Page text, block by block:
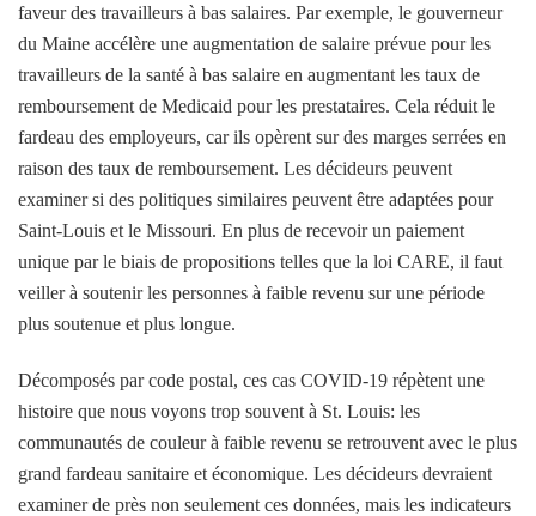
faveur des travailleurs à bas salaires. Par exemple, le gouverneur
du Maine accélère une augmentation de salaire prévue pour les
travailleurs de la santé à bas salaire en augmentant les taux de
remboursement de Medicaid pour les prestataires. Cela réduit le
fardeau des employeurs, car ils opèrent sur des marges serrées en
raison des taux de remboursement. Les décideurs peuvent
examiner si des politiques similaires peuvent être adaptées pour
Saint-Louis et le Missouri. En plus de recevoir un paiement
unique par le biais de propositions telles que la loi CARE, il faut
veiller à soutenir les personnes à faible revenu sur une période
plus soutenue et plus longue.
Décomposés par code postal, ces cas COVID-19 répètent une
histoire que nous voyons trop souvent à St. Louis: les
communautés de couleur à faible revenu se retrouvent avec le plus
grand fardeau sanitaire et économique. Les décideurs devraient
examiner de près non seulement ces données, mais les indicateurs